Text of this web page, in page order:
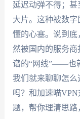
延迟动弹不得；
大片。这种被数
懂的心塞。说到底
然被国内的服务
谱的“网线”——也
我们就来聊聊怎么
吗？和加速喵
题，帮你理清思路